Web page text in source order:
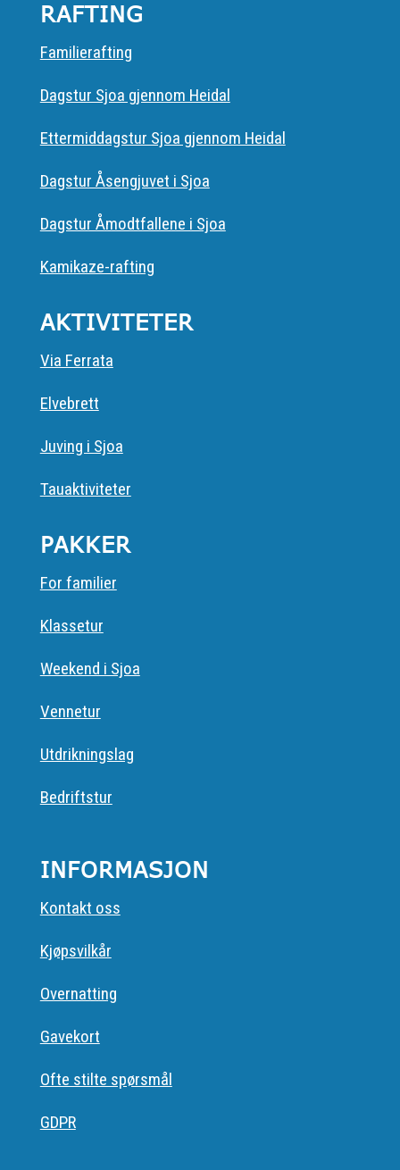
RAFTING
Familierafting
Dagstur Sjoa gjennom Heidal
Ettermiddagstur Sjoa gjennom Heidal
Dagstur Åsengjuvet i Sjoa
Dagstur Åmodtfallene i Sjoa
Kamikaze-rafting
AKTIVITETER
Via Ferrata
Elvebrett
Juving i Sjoa
Tauaktiviteter
PAKKER
For familier
Klassetur
Weekend i Sjoa
Vennetur
Utdrikningslag
Bedriftstur
INFORMASJON
Kontakt oss
Kjøpsvilkår
Overnatting
Gavekort
Ofte stilte spørsmål
GDPR